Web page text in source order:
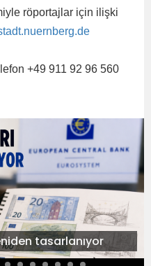
röportajlar için ilişki
+49 911 92 96 560
tasarlanıyor